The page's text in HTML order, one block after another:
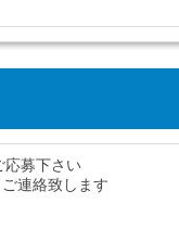
応募下さい
連絡致します